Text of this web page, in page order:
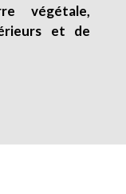
végétale,
et de